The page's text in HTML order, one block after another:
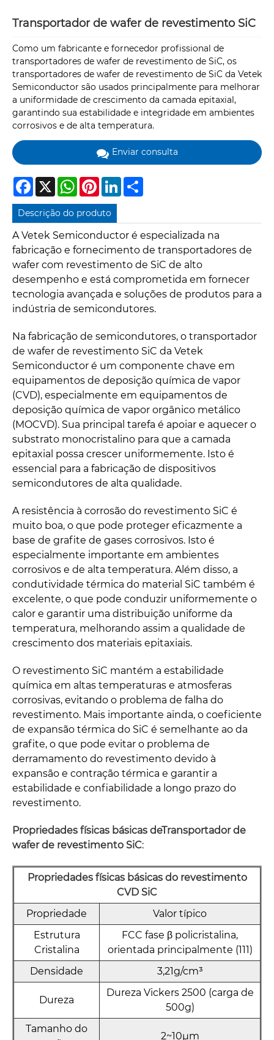
Transportador de wafer de revestimento SiC
Como um fabricante e fornecedor profissional de
transportadores de wafer de revestimento de SiC, os
transportadores de wafer de revestimento de SiC da Vetek
Semiconductor são usados ​​principalmente para melhorar
a uniformidade de crescimento da camada epitaxial,
garantindo sua estabilidade e integridade em ambientes
corrosivos e de alta temperatura.
Enviar consulta
Facebook
X WhatsAppPinterestLinkedIn
Descrição do produto
A Vetek Semiconductor é especializada na
fabricação e fornecimento de transportadores de
wafer com revestimento de SiC de alto
desempenho e está comprometida em fornecer
tecnologia avançada e soluções de produtos para a
indústria de semicondutores.
Na fabricação de semicondutores, o transportador
de wafer de revestimento SiC da Vetek
Semiconductor é um componente chave em
equipamentos de deposição química de vapor
(CVD), especialmente em equipamentos de
deposição química de vapor orgânico metálico
(MOCVD). Sua principal tarefa é apoiar e aquecer o
substrato monocristalino para que a camada
epitaxial possa crescer uniformemente. Isto é
essencial para a fabricação de dispositivos
semicondutores de alta qualidade.
A resistência à corrosão do revestimento SiC é
muito boa, o que pode proteger eficazmente a
base de grafite de gases corrosivos. Isto é
especialmente importante em ambientes
corrosivos e de alta temperatura. Além disso, a
condutividade térmica do material SiC também é
excelente, o que pode conduzir uniformemente o
calor e garantir uma distribuição uniforme da
temperatura, melhorando assim a qualidade de
crescimento dos materiais epitaxiais.
O revestimento SiC mantém a estabilidade
química em altas temperaturas e atmosferas
corrosivas, evitando o problema de falha do
revestimento. Mais importante ainda, o coeficiente
de expansão térmica do SiC é semelhante ao da
grafite, o que pode evitar o problema de
derramamento do revestimento devido à
expansão e contração térmica e garantir a
estabilidade e confiabilidade a longo prazo do
revestimento.
Propriedades físicas básicas deTransportador de
wafer de revestimento SiC:
Propriedades físicas básicas do revestimento
CVD SiC
Propriedade
Valor típico
Estrutura
Cristalina
FCC fase β policristalina,
orientada principalmente (111)
Densidade
3,21g/cm³
Dureza
Dureza Vickers 2500 (carga de
500g)
Tamanho do
2~10μm